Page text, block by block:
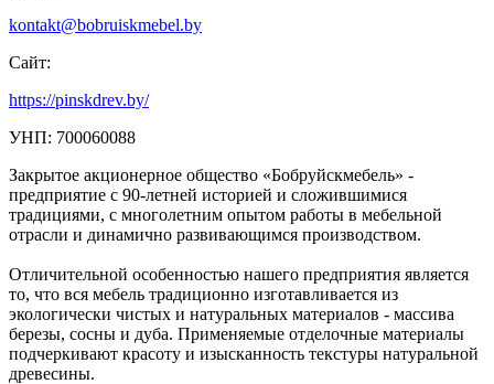
kontakt@bobruiskmebel.by
Сайт:
https://pinskdrev.by/
УНП: 700060088
Закрытое акционерное общество «Бобруйскмебель» -
предприятие с 90-летней историей и сложившимися
традициями, с многолетним опытом работы в мебельной
отрасли и динамично развивающимся производством.
Отличительной особенностью нашего предприятия является
то, что вся мебель традиционно изготавливается из
экологически чистых и натуральных материалов - массива
березы, сосны и дуба. Применяемые отделочные материалы
подчеркивают красоту и изысканность текстуры натуральной
древесины.